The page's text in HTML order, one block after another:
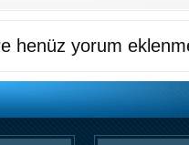
henüz yorum